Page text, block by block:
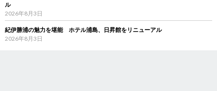
ル
2026年8月3日
紀伊勝浦の魅力を堪能 ホテル浦島、日昇館をリニューアル
2026年8月3日